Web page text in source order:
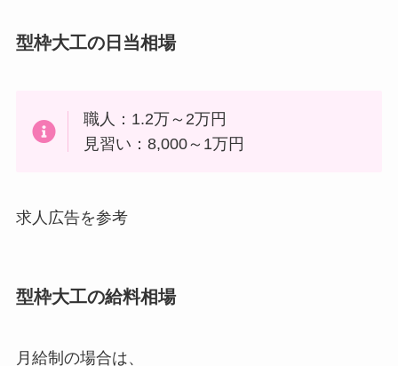
型枠大工の日当相場
職人：1.2万～2万円
見習い：8,000～1万円
求人広告を参考
型枠大工の給料相場
月給制の場合は、